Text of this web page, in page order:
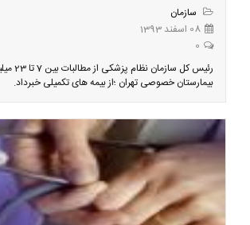
سازمان
08 اسفند 1393
0
رئیس کل
بیمارستان خصوصی تهران ؛از بیمه های تکمیلی خبرداد.